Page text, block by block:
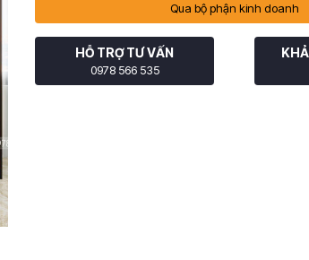
Qua bộ phận kinh doanh
HỖ TRỢ TƯ VẤN
0978 566 535